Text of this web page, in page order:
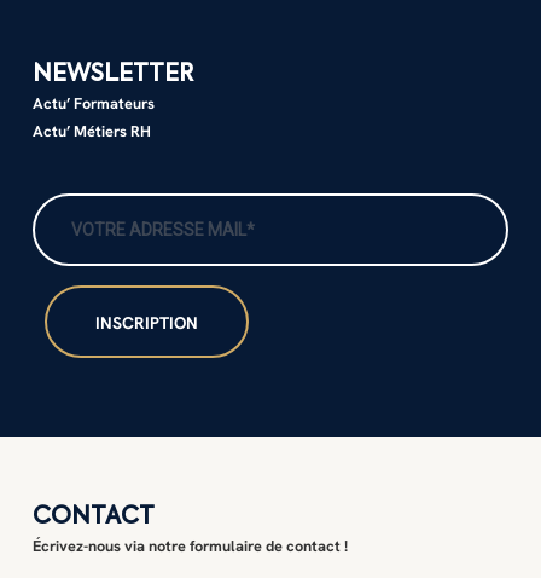
NEWSLETTER
Actu’ Formateurs
Actu’ Métiers RH
CONTACT
Écrivez-nous via notre formulaire de contact !